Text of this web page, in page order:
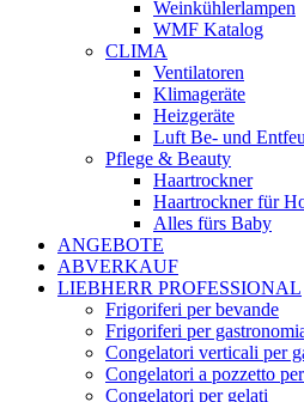
Weinkühlerlampen
WMF Katalog
CLIMA
Ventilatoren
Klimageräte
Heizgeräte
Luft Be- und
Pflege & Beauty
Haartrockner
Haartrockner für
Alles fürs Baby
ANGEBOTE
ABVERKAUF
LIEBHERR PROFESSIONAL
Frigoriferi per bevande
Frigoriferi per
Congelatori verticali per
Congelatori a pozzetto
Congelatori per gelati